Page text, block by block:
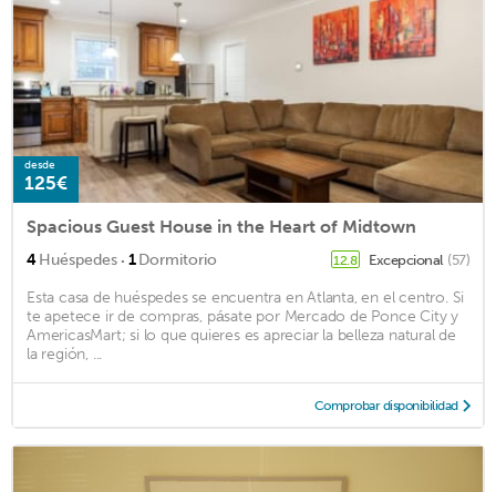
desde
125€
Spacious Guest House in the Heart of Midtown
4Huéspedes · 1Dormitorio 12.8 Excepcional (57)
Esta casa de huéspedes se encuentra en Atlanta, en el centro. Si
te apetece ir de compras, pásate por Mercado de Ponce City y
AmericasMart; si lo que quieres es apreciar la belleza natural de
la región, ...
Comprobar disponibilidad